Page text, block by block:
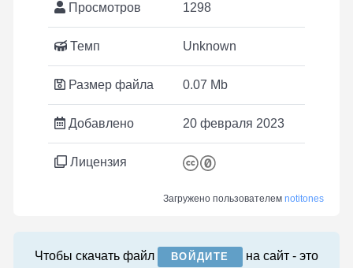
Просмотров 1298
Темп Unknown
Размер файла 0.07 Mb
Добавлено 20 февраля 2023
Лицензия
Загружено пользователем notitones
Чтобы скачать файл ВОЙДИТЕ
на сайт - это